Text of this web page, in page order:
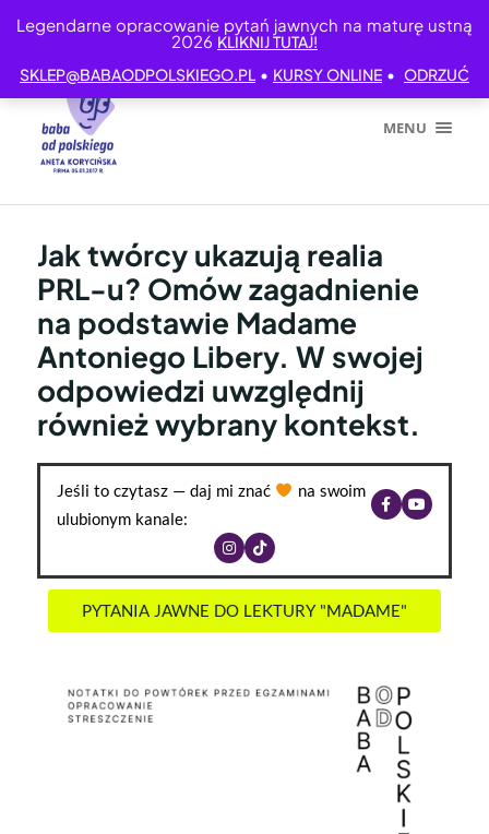
Legendarne opracowanie pytań jawnych na maturę ustną
2026 KLIKNIJ TUTAJ!
SKLEP@BABAODPOLSKIEGO.PL • KURSY ONLINE • ODRZUĆ
MENU
Jak twórcy ukazują realia
PRL-u? Omów zagadnienie
na podstawie Madame
Antoniego Libery. W swojej
odpowiedzi uwzględnij
również wybrany kontekst.
Jeśli to czytasz — daj mi znać
na swoim
ulubionym kanale:
PYTANIA JAWNE DO LEKTURY "MADAME"